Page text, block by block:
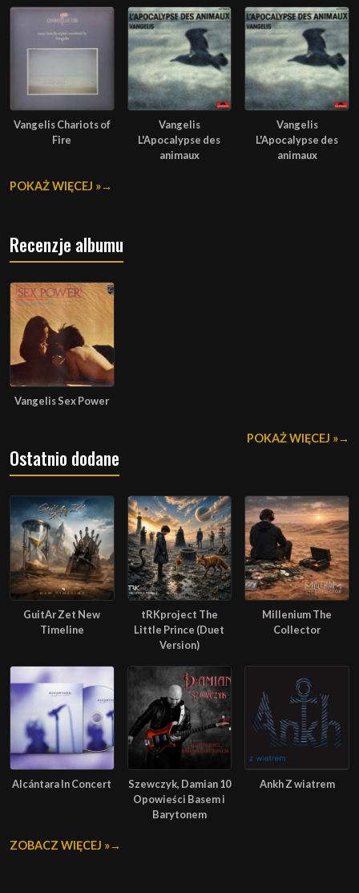
Vangelis Chariots of
Fire
Vangelis
L'Apocalypse des
animaux
Vangelis
L'Apocalypse des
animaux
POKAŻ WIĘCEJ »
Recenzje albumu
Vangelis Sex Power
POKAŻ WIĘCEJ »
Ostatnio dodane
GuitAr Zet New
Timeline
tRKproject The
Little Prince (Duet
Version)
Millenium The
Collector
Alcántara In Concert
Szewczyk, Damian 10
Opowieści Basem i
Barytonem
Ankh Z wiatrem
ZOBACZ WIĘCEJ »